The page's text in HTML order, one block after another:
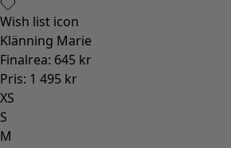
Wish list icon
Klänning Marie
Finalrea: 645 kr
Pris: 1 495 kr
XS
S
M